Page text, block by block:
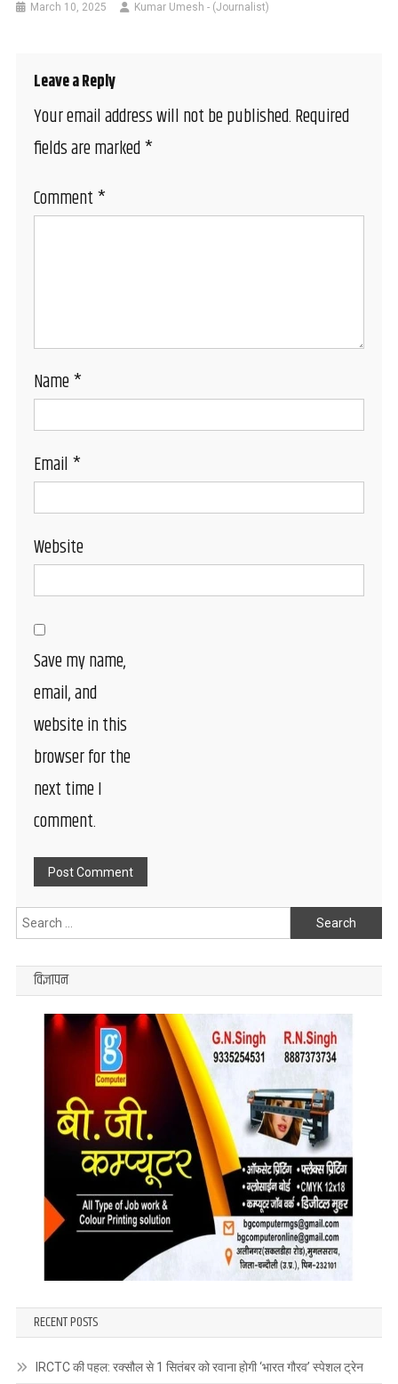
March 10, 2025 Kumar Umesh - (Journalist)
Leave a Reply
Your email address will not be published.Required
fields are marked*
Comment*
Name*
Email*
Website
Save my name,
email, and
website in this
browser for the
next time I
comment.
Search
for:
विज्ञापन
RECENT POSTS
IRCTC की पहल: रक्सौल से 1 सितंबर को रवाना होगी ‘भारत गौरव’ स्पेशल ट्रेन